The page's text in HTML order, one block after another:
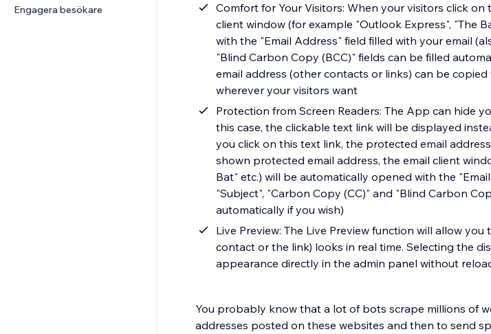
Engagera besökare
Comfort for Your Visitors: When your visitors click
client window (for example "Outlook Express", "The
with the "Email Address" field filled with your email
"Blind Carbon Copy (BCC)" fields can be filled
email address (other contacts or links) can be
wherever your visitors want
Protection from Screen Readers: The App can hide
this case, the clickable text link will be displayed
you click on this text link, the protected email
shown protected email address, the email client
Bat" etc.) will be automatically opened with the
"Subject", "Carbon Copy (CC)" and "Blind Carbon
automatically if you wish)
Live Preview: The Live Preview function will allow
contact or the link) looks in real time. Selecting the
appearance directly in the admin panel without
You probably know that a lot of bots scrape millions of
addresses posted on these websites and then to send